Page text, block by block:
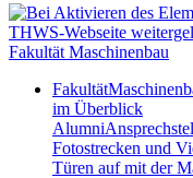
Fakultät Maschinenbau
Fakultät
im Überblick
Alumni
Fotostrecken und
Türen auf mit der